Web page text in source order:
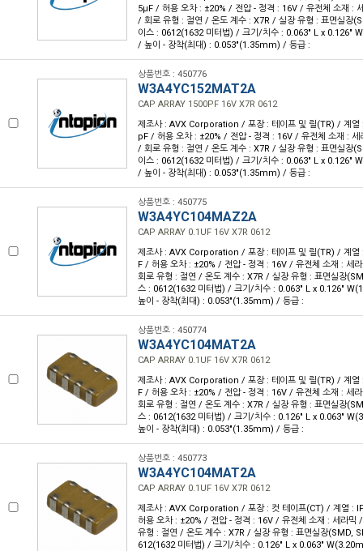
5µF / 허용 오차 : ±20% / 전압 - 정격 : 16V / 유전체 소재 :
/ 회로 유형 : 절연 / 온도 계수 : X7R / 실장 유형 : 표면실장
이스 : 0612(1632 미터법) / 크기/치수 : 0.063" L x 0.126"
/ 높이 - 장착(최대) : 0.053"(1.35mm) / 등급 :
상품번호 : 450776
W3A4YC152MAT2A
CAP ARRAY 1500PF 16V X7R 0612
제조사 : AVX Corporation / 포장 : 테이프 및 릴(TR) / 계열
pF / 허용 오차 : ±20% / 전압 - 정격 : 16V / 유전체 소재 : 세
/ 회로 유형 : 절연 / 온도 계수 : X7R / 실장 유형 : 표면실장
이스 : 0612(1632 미터법) / 크기/치수 : 0.063" L x 0.126"
/ 높이 - 장착(최대) : 0.053"(1.35mm) / 등급 :
상품번호 : 450775
W3A4YC104MAZ2A
CAP ARRAY 0.1UF 16V X7R 0612
제조사 : AVX Corporation / 포장 : 테이프 및 릴(TR) / 계
F / 허용 오차 : ±20% / 전압 - 정격 : 16V / 유전체 소재 : 세
회로 유형 : 절연 / 온도 계수 : X7R / 실장 유형 : 표면실장
스 : 0612(1632 미터법) / 크기/치수 : 0.063" L x 0.126"
높이 - 장착(최대) : 0.053"(1.35mm) / 등급 :
상품번호 : 450774
W3A4YC104MAT2A
CAP ARRAY 0.1UF 16V X7R 0612
제조사 : AVX Corporation / 포장 : 테이프 및 릴(TR) / 계
F / 허용 오차 : ±20% / 전압 - 정격 : 16V / 유전체 소재 : 세
회로 유형 : 절연 / 온도 계수 : X7R / 실장 유형 : 표면실장
스 : 0612(1632 미터법) / 크기/치수 : 0.126" L x 0.063"
높이 - 장착(최대) : 0.053"(1.35mm) / 등급 :
상품번호 : 450773
W3A4YC104MAT2A
CAP ARRAY 0.1UF 16V X7R 0612
제조사 : AVX Corporation / 포장 : 컷 테이프(CT) / 계열 :
허용 오차 : ±20% / 전압 - 정격 : 16V / 유전체 소재 : 세라믹
유형 : 절연 / 온도 계수 : X7R / 실장 유형 : 표면실장(SMD,
612(1632 미터법) / 크기/치수 : 0.126" L x 0.063"